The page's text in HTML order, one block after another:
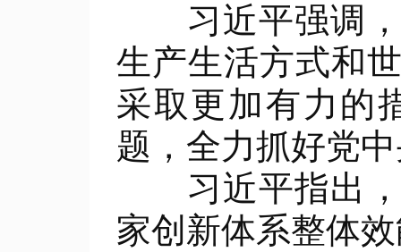
习近平强调，
生产生活方式和
采取更加有力的
题，全力抓好党
习近平指出，
家创新体系整体